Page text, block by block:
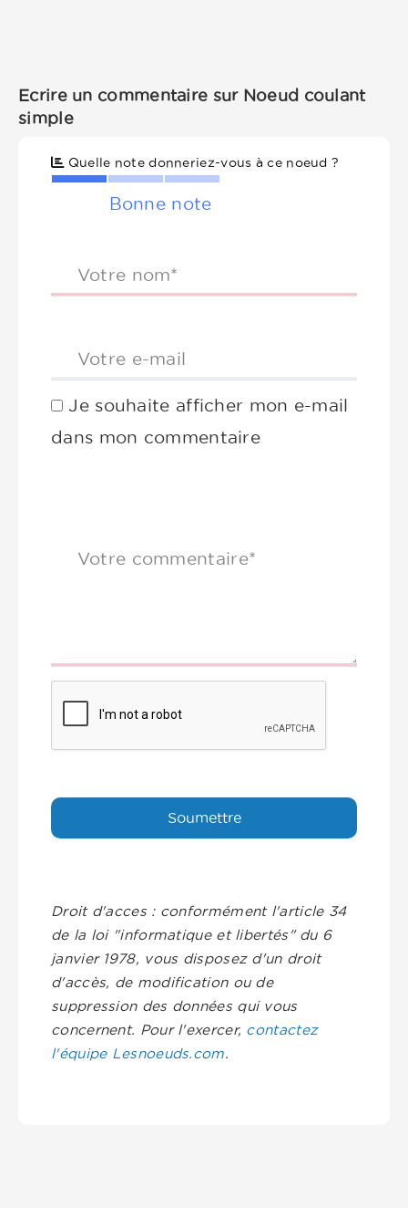
Ecrire un commentaire sur Noeud coulant
simple
Quelle note donneriez-vous à ce noeud ?
Bonne note
Votre nom*
Votre e-mail
Je souhaite afficher mon e-mail
dans mon commentaire
Votre commentaire*
Droit d'acces : conformément l'article 34
de la loi "informatique et libertés" du 6
janvier 1978, vous disposez d'un droit
d'accès, de modification ou de
suppression des données qui vous
concernent. Pour l'exercer, contactez
l'équipe Lesnoeuds.com.